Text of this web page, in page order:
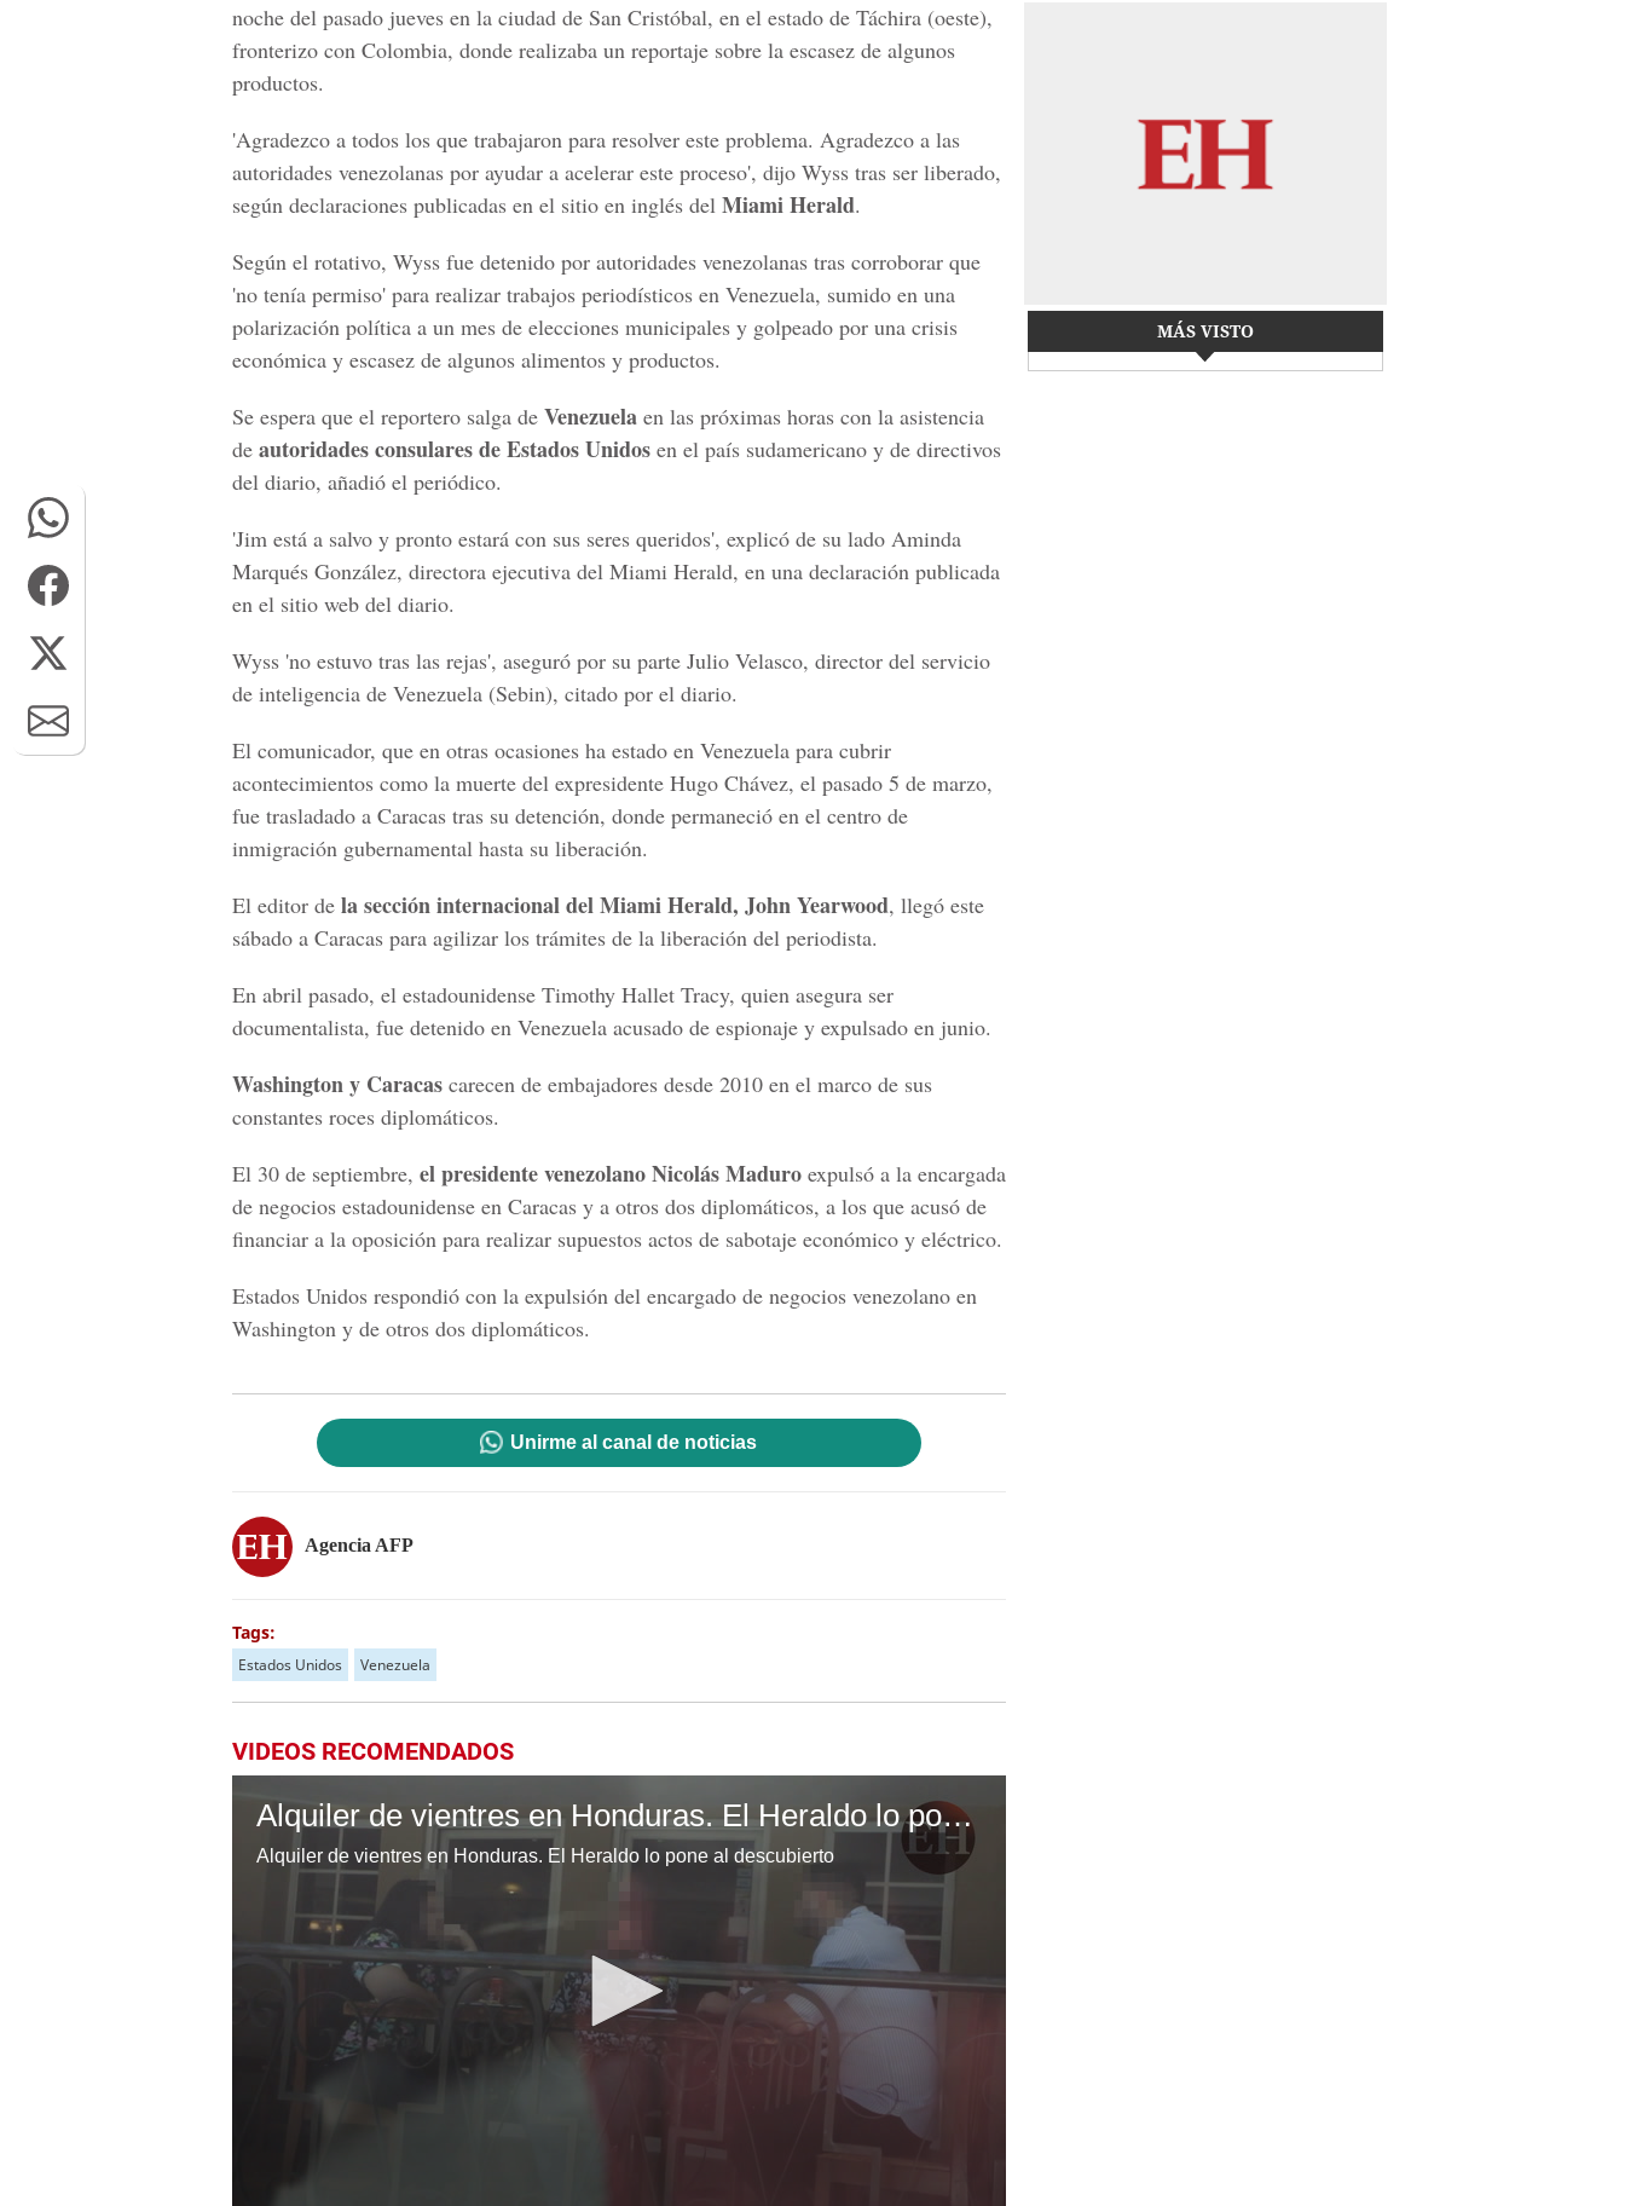
noche del pasado jueves en la ciudad de San Cristóbal, en el estado de Táchira (oeste),
fronterizo con Colombia, donde realizaba un reportaje sobre la escasez de algunos
productos.
'Agradezco a todos los que trabajaron para resolver este problema. Agradezco a las
autoridades venezolanas por ayudar a acelerar este proceso', dijo Wyss tras ser liberado,
según declaraciones publicadas en el sitio en inglés del Miami Herald.
Según el rotativo, Wyss fue detenido por autoridades venezolanas tras corroborar que
'no tenía permiso' para realizar trabajos periodísticos en Venezuela, sumido en una
polarización política a un mes de elecciones municipales y golpeado por una crisis
económica y escasez de algunos alimentos y productos.
Se espera que el reportero salga de Venezuela en las próximas horas con la asistencia
de autoridades consulares de Estados Unidos en el país sudamericano y de directivos
del diario, añadió el periódico.
'Jim está a salvo y pronto estará con sus seres queridos', explicó de su lado Aminda
Marqués González, directora ejecutiva del Miami Herald, en una declaración publicada
en el sitio web del diario.
Wyss 'no estuvo tras las rejas', aseguró por su parte Julio Velasco, director del servicio
de inteligencia de Venezuela (Sebin), citado por el diario.
El comunicador, que en otras ocasiones ha estado en Venezuela para cubrir
acontecimientos como la muerte del expresidente Hugo Chávez, el pasado 5 de marzo,
fue trasladado a Caracas tras su detención, donde permaneció en el centro de
inmigración gubernamental hasta su liberación.
El editor de la sección internacional del Miami Herald, John Yearwood, llegó este
sábado a Caracas para agilizar los trámites de la liberación del periodista.
En abril pasado, el estadounidense Timothy Hallet Tracy, quien asegura ser
documentalista, fue detenido en Venezuela acusado de espionaje y expulsado en junio.
Washington y Caracas carecen de embajadores desde 2010 en el marco de sus
constantes roces diplomáticos.
El 30 de septiembre, el presidente venezolano Nicolás Maduro expulsó a la encargada
de negocios estadounidense en Caracas y a otros dos diplomáticos, a los que acusó de
financiar a la oposición para realizar supuestos actos de sabotaje económico y eléctrico.
Estados Unidos respondió con la expulsión del encargado de negocios venezolano en
Washington y de otros dos diplomáticos.
Unirme al canal de noticias
Agencia AFP
Tags:
Estados Unidos Venezuela
VIDEOS RECOMENDADOS
Alquiler de vientres en Honduras. El Heraldo lo pone al descubierto
Alquiler de vientres en Honduras. El Heraldo lo pone al descubierto
MÁS VISTO